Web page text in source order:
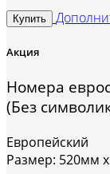
Купить
Акция
Номера
(Без
Европейский
Размер: 520мм